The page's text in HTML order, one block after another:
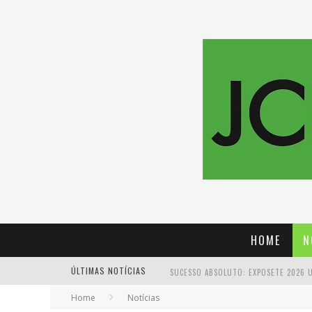
HOME
ÚLTIMAS NOTÍCIAS
Home Notícias